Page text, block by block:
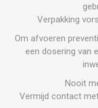
Verpakking
Om afvoeren
een dosering van
Nooit
Vermijd contact